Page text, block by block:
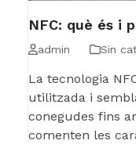
NFC: què és i
admin Sin
La tecnologia
utilitzada i
conegudes fins
comenten les